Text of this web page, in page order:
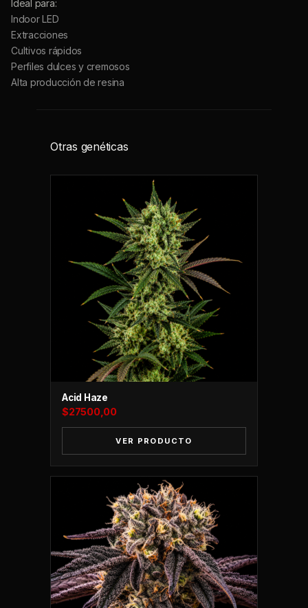
Cultivos rápidos
Perfiles dulces y cremosos
Alta producción de resina
Acid Haze
27500,00